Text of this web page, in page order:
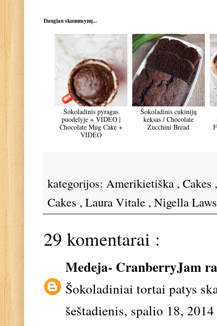
Daugiau skanumynų...
Šokoladinis pyragas
puodelyje + VIDEO |
Chocolate Mug Cake +
VIDEO
Šokoladinis cukinijų
keksas / Chocolate
Zucchini Bread
kategorijos: Amerikietiška , Cakes
Cakes , Laura Vitale , Nigella
29 komentarai :
Medeja- CranberryJam
Šokoladiniai tortai patys
šeštadienis, spalio 18, 2014